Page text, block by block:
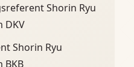
Shorin Ryu
DKV
Shorin Ryu
BKB